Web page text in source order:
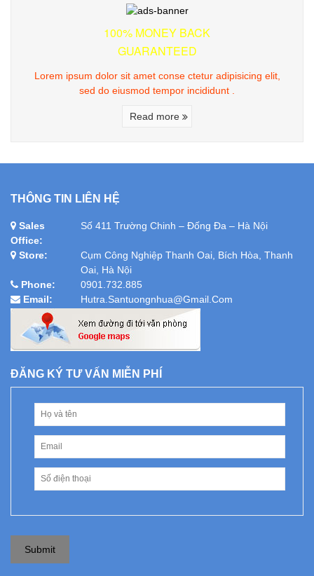
100% MONEY BACK
GUARANTEED
Lorem ipsum dolor sit amet conse ctetur adipisicing elit,
sed do eiusmod tempor incididunt .
Read more
THÔNG TIN LIÊN HỆ
Sales
Office:
Số 411 Trường Chinh – Đống Đa – Hà Nội
Store:
Cụm Công Nghiệp Thanh Oai, Bích Hòa, Thanh
Oai, Hà Nội
Phone:
0901.732.885
Email:
Hutra.santuongnhua@gmail.com
ĐĂNG KÝ TƯ VẤN MIỄN PHÍ
Submit